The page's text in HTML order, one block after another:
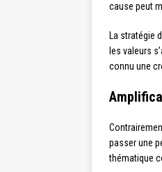
cause peut
La stratégie
les valeurs
connu une
passer une
thématique